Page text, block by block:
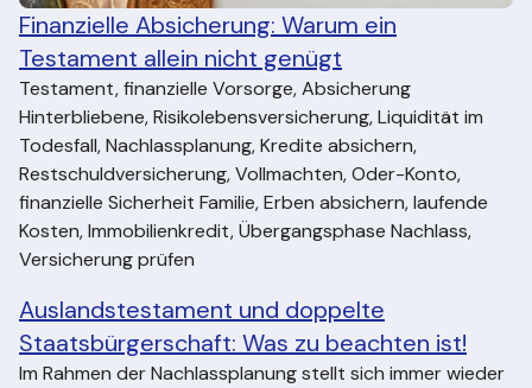
Finanzielle Absicherung: Warum ein
Testament allein nicht genügt
Testament, finanzielle Vorsorge, Absicherung
Hinterbliebene, Risikolebensversicherung, Liquidität im
Todesfall, Nachlassplanung, Kredite absichern,
Restschuldversicherung, Vollmachten, Oder-Konto,
finanzielle Sicherheit Familie, Erben absichern, laufende
Kosten, Immobilienkredit, Übergangsphase Nachlass,
Versicherung prüfen
Auslandstestament und doppelte
Staatsbürgerschaft: Was zu beachten ist!
Im Rahmen der Nachlassplanung stellt sich immer wieder